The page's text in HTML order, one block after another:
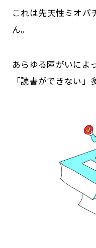
これは先天性ミオパ
ん。
あらゆる障がいによ
「読書ができない」